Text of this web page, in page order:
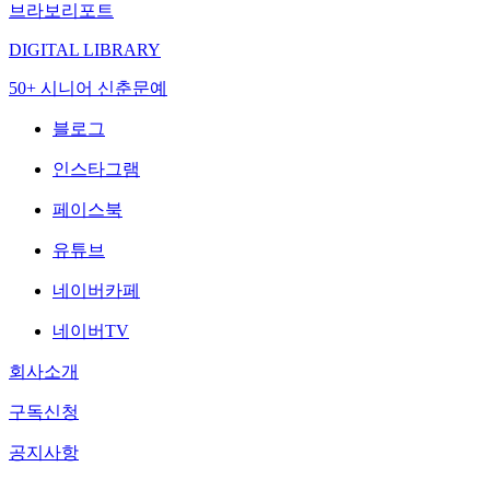
브라보리포트
DIGITAL LIBRARY
50+ 시니어 신춘문예
블로그
인스타그램
페이스북
유튜브
네이버카페
네이버TV
회사소개
구독신청
공지사항